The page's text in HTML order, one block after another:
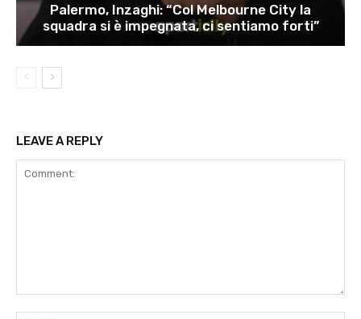
Palermo, Inzaghi: “Col Melbourne City la
squadra si è impegnata, ci sentiamo forti”
LEAVE A REPLY